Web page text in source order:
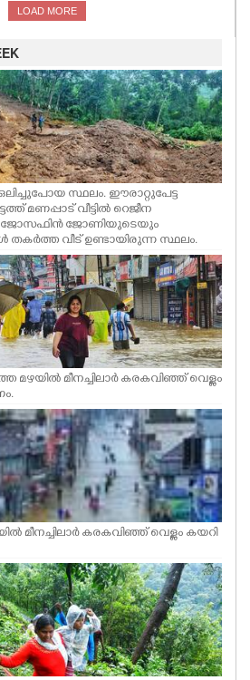
LOAD MORE
സ്ഥലം. ഈരാറ്റുപേട്ട
മണപ്പാട് വീട്ടിൽ റെജീന
ജോണിയുടെയും
തകർത്ത വീട് ഉണ്ടായിരുന്ന സ്ഥലം.
മഴയിൽ മീനച്ചിലാർ കരകവിഞ്ഞ് വെള്ളം
മീനച്ചിലാർ കരകവിഞ്ഞ് വെള്ളം കയറി